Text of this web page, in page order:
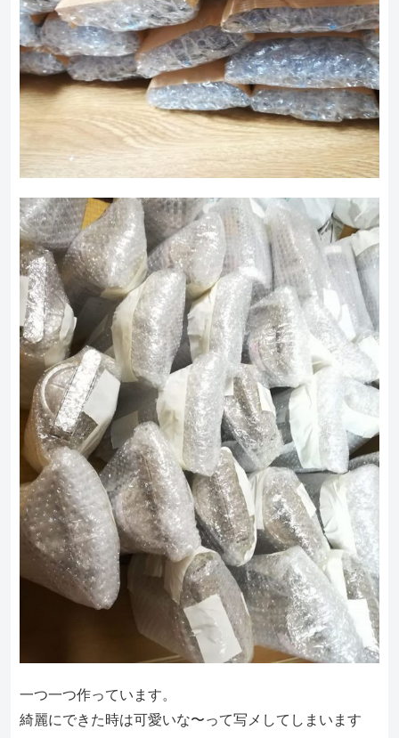
一つ一つ作っています。
綺麗にできた時は可愛いな〜って写メしてしまいます